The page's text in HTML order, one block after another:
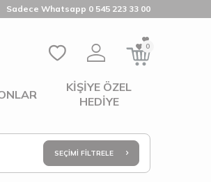
Sadece Whatsapp 0 545 223 33 00
0
KIŞIYE ÖZEL
HEDIYE
SEÇIMI FILTRELE